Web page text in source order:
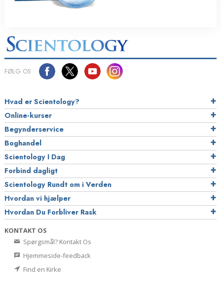
FØLG OS
Hvad er Scientology?
Online-kurser
Begynderservice
Boghandel
Scientology I Dag
Forbind dagligt
Scientology Rundt om i Verden
Hvordan vi hjælper
Hvordan Du Forbliver Rask
KONTAKT OS
Spørgsmål? Kontakt Os
Hjemmeside-feedback
Find en Kirke